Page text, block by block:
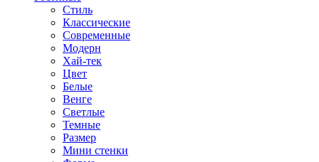
Стиль
Классические
Современные
Модерн
Хай-тек
Цвет
Белые
Венге
Светлые
Темные
Размер
Мини стенки